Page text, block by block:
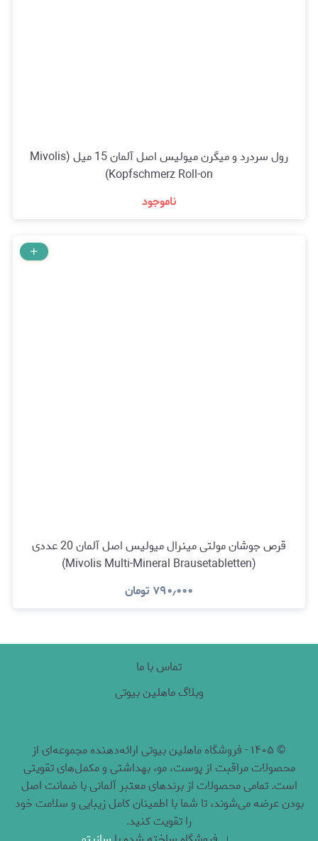
رول سردرد و میگرن میولیس اصل آلمان 15 میل (Mivolis
Kopfschmerz Roll-on)
ناموجود
قرص جوشان مولتی مینرال میولیس اصل آلمان 20 عددی
(Mivolis Multi-Mineral Brausetabletten)
۷۹۰٫۰۰۰ تومان
تماس با ما
وبلاگ ماهلین بیوتی
©۱۴۰۵-فروشگاه ماهلین بیوتی ارائه‌دهنده مجموعه‌ای از
محصولات مراقبت از پوست، مو، بهداشتی و مکمل‌های تقویتی
است. تمامی محصولات از برندهای معتبر آلمانی با ضمانت اصل
بودن عرضه می‌شوند، تا شما با اطمینان کامل زیبایی و سلامت خود
را تقویت کنید.